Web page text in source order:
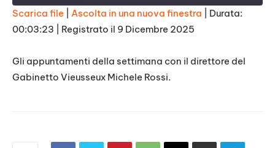
SHARE
LINK
EMBED
Scarica file Ascolta in una nuova finestra
Durata:
00:03:23
Registrato il 9 Dicembre 2025
Gli appuntamenti della settimana con il direttore del
Gabinetto Vieusseux Michele Rossi.